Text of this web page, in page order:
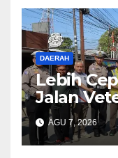
DAERAH
Lebih
Jalan
Dibuka
AGU 7, 2026